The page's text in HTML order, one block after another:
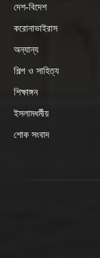
দেশ-বিদেশ
করোনাভাইরাস
অন্যান্য
শিল্প ও সাহিত্য
শিক্ষাঙ্গন
ইসলামধর্মীয়
শোক সংবাদ